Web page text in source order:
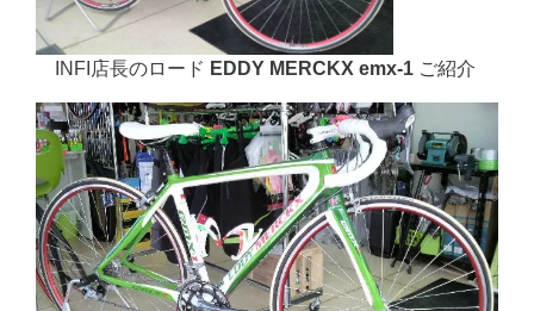
INFI店長のロード EDDY MERCKX emx-1 ご紹介